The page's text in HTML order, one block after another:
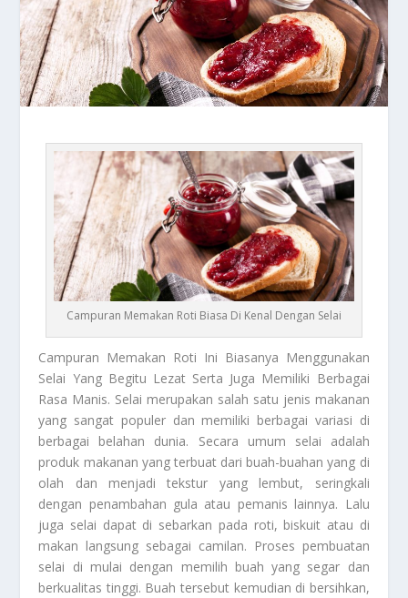
Campuran Memakan Roti Biasa Di Kenal Dengan Selai
Campuran Memakan Roti Ini Biasanya Menggunakan
Selai Yang Begitu Lezat Serta Juga Memiliki Berbagai
Rasa Manis. Selai merupakan salah satu jenis makanan
yang sangat populer dan memiliki berbagai variasi di
berbagai belahan dunia. Secara umum selai adalah
produk makanan yang terbuat dari buah-buahan yang di
olah dan menjadi tekstur yang lembut, seringkali
dengan penambahan gula atau pemanis lainnya. Lalu
juga selai dapat di sebarkan pada roti, biskuit atau di
makan langsung sebagai camilan. Proses pembuatan
selai di mulai dengan memilih buah yang segar dan
berkualitas tinggi. Buah tersebut kemudian di bersihkan,